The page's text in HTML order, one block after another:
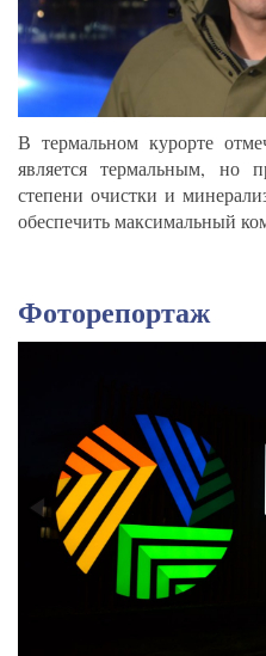
В термальном курорте
является термальным, но
степени очистки и
обеспечить максимальный
Фоторепортаж